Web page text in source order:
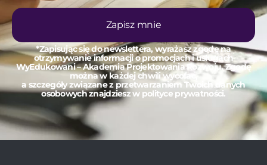
Zapisz mnie
*Zapisując się do newslettera, wyrażasz zgodę na
otrzymywanie informacji o promocjach i usługach
WyEdukowani – Akademia Projektowania Rozwoju. Zgodę
można w każdej chwili wycofać,
a szczegóły związane z przetwarzaniem Twoich danych
osobowych znajdziesz w polityce prywatności.